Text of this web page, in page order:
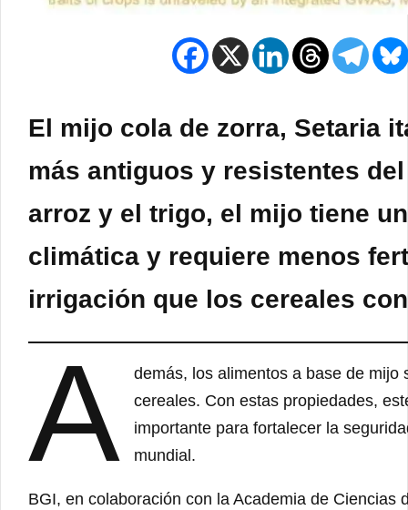
El mijo cola de zorra, Setaria
más antiguos y resistentes
arroz y el trigo, el mijo tiene
climática y requiere menos
irrigación que los cereales
A
demás, los alimentos a base de
cereales. Con estas propiedades,
importante para fortalecer la
mundial.
BGI, en colaboración con la Academia de